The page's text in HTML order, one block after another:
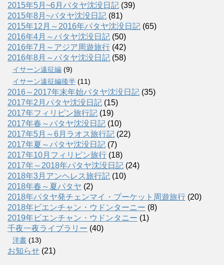
2015年5月~6月パタヤ沈没日記 (39)
2015年8月~パタヤ沈没日記 (81)
2015年12月～2016年パタヤ沈没日記 (65)
2016年4月～パタヤ沈没日記 (50)
2016年7月～アジア周遊旅行 (42)
2016年8月～パタヤ沈没日記 (58)
イサーン遠征編 (9)
イサーン遠征編後半 (11)
2016～2017年末年始パタヤ沈没日記 (35)
2017年2月パタヤ沈没日記 (15)
2017年フィリピン旅行記 (19)
2017年春～パタヤ沈没日記 (10)
2017年5月～6月ラオス旅行記 (22)
2017年夏～パタヤ沈没日記 (7)
2017年10月フィリピン旅行 (18)
2017年～2018年パタヤ沈没日記 (24)
2018年3月アンヘレス旅行記 (10)
2018年春～夏パタヤ (2)
2018年パタヤ発チェンマイ・プーケット周遊旅行 (20)
2018年ビエンチャン・ウドンターニー (8)
2019年ビエンチャン・ウドンタニー (1)
千夜一夜ライブラリー (40)
洋書 (13)
お知らせ (21)